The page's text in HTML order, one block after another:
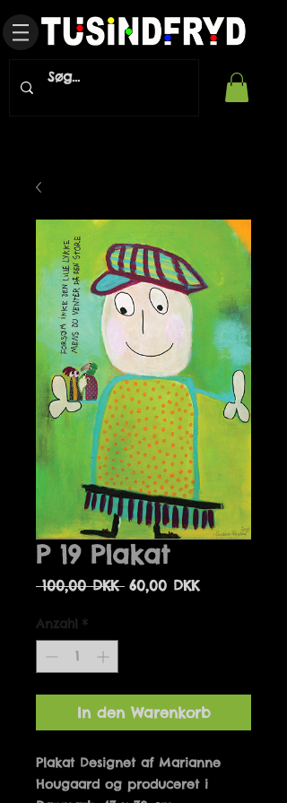
P 19 Plakat
100,00 DKK Standardpreis
60,00 DKKSale-
Anzahl *
In den Warenkorb
Plakat Designet af Marianne
Hougaard og produceret i